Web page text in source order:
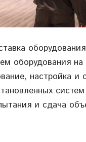
оборудования на
настройка и
и сдача